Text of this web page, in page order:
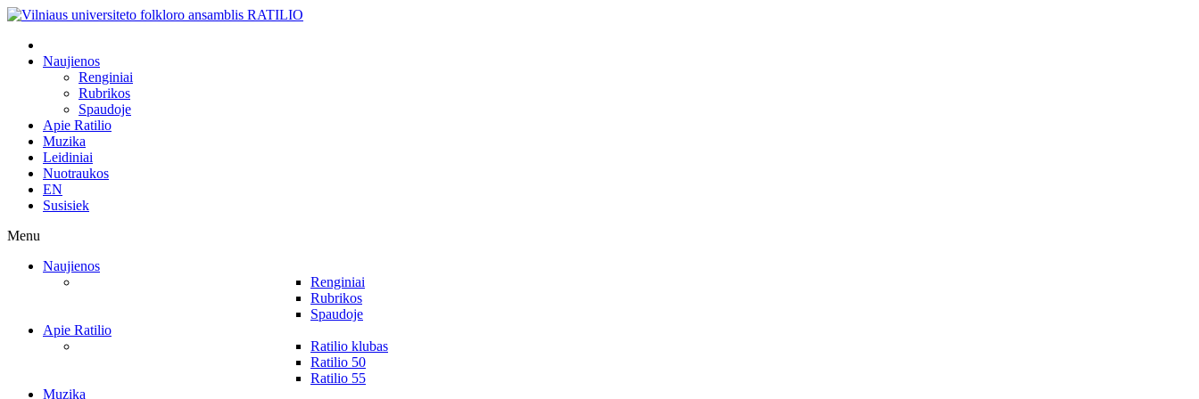
Naujienos
Renginiai
Rubrikos
Spaudoje
Apie Ratilio
Muzika
Leidiniai
Nuotraukos
EN
Susisiek
Menu
Naujienos
Renginiai
Rubrikos
Spaudoje
Apie Ratilio
Ratilio klubas
Ratilio 50
Ratilio 55
Muzika